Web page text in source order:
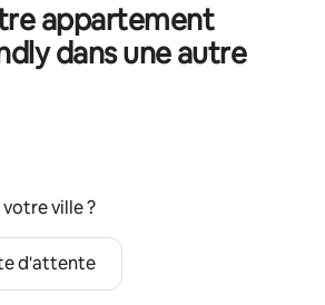
appartement
dans une autre
votre ville ?
d'attente